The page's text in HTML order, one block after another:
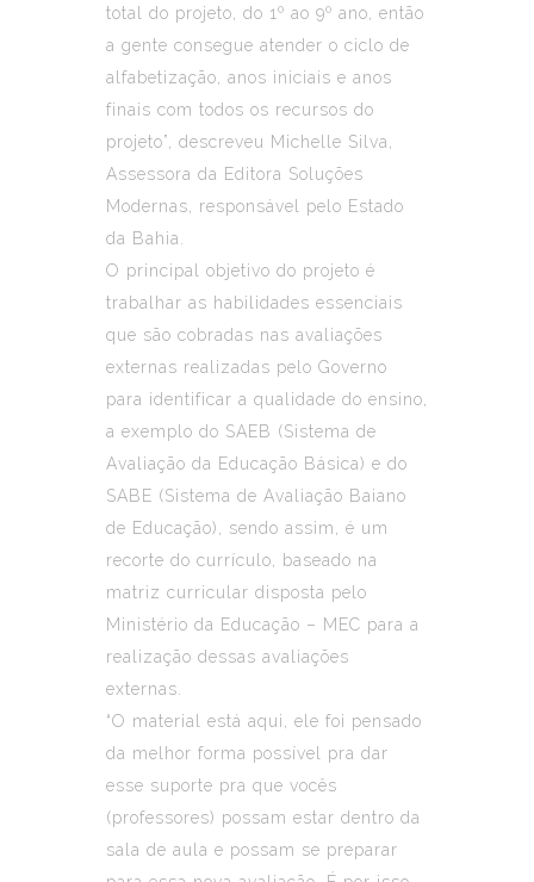
total do projeto, do 1º ao 9º ano, então
a gente consegue atender o ciclo de
alfabetização, anos iniciais e anos
finais com todos os recursos do
projeto”, descreveu Michelle Silva,
Assessora da Editora Soluções
Modernas, responsável pelo Estado
da Bahia.
O principal objetivo do projeto é
trabalhar as habilidades essenciais
que são cobradas nas avaliações
externas realizadas pelo Governo
para identificar a qualidade do ensino,
a exemplo do SAEB (Sistema de
Avaliação da Educação Básica) e do
SABE (Sistema de Avaliação Baiano
de Educação), sendo assim, é um
recorte do currículo, baseado na
matriz curricular disposta pelo
Ministério da Educação – MEC para a
realização dessas avaliações
externas.
“O material está aqui, ele foi pensado
da melhor forma possível pra dar
esse suporte pra que vocês
(professores) possam estar dentro da
sala de aula e possam se preparar